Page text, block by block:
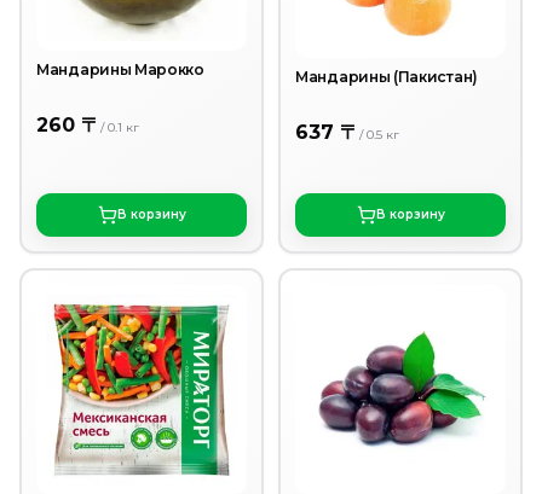
Мандарины Марокко
260 〒 /0.1 кг
В корзину
Мандарины (Пакистан)
637 〒 /0.5 кг
В корзину